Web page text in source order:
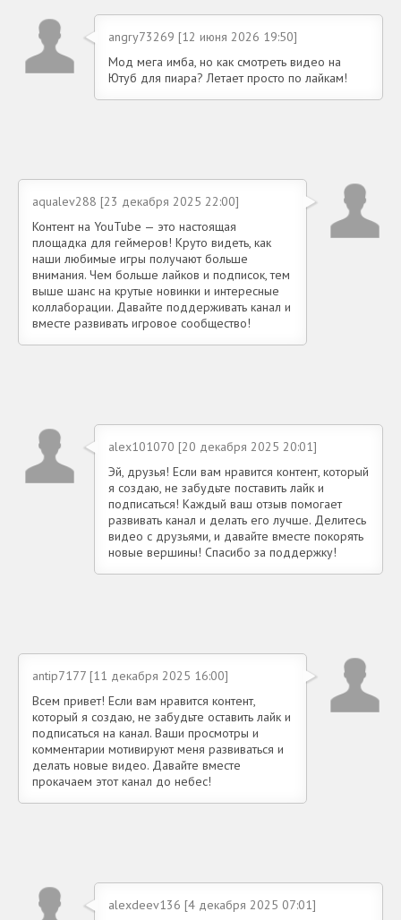
angry73269 [12 июня 2026 19:50]
Мод мега имба, но как смотреть видео на
Ютуб для пиара? Летает просто по лайкам!
aqualev288 [23 декабря 2025 22:00]
Контент на YouTube — это настоящая
площадка для геймеров! Круто видеть, как
наши любимые игры получают больше
внимания. Чем больше лайков и подписок, тем
выше шанс на крутые новинки и интересные
коллаборации. Давайте поддерживать канал и
вместе развивать игровое сообщество!
alex101070 [20 декабря 2025 20:01]
Эй, друзья! Если вам нравится контент, который
я создаю, не забудьте поставить лайк и
подписаться! Каждый ваш отзыв помогает
развивать канал и делать его лучше. Делитесь
видео с друзьями, и давайте вместе покорять
новые вершины! Спасибо за поддержку!
antip7177 [11 декабря 2025 16:00]
Всем привет! Если вам нравится контент,
который я создаю, не забудьте оставить лайк и
подписаться на канал. Ваши просмотры и
комментарии мотивируют меня развиваться и
делать новые видео. Давайте вместе
прокачаем этот канал до небес!
alexdeev136 [4 декабря 2025 07:01]